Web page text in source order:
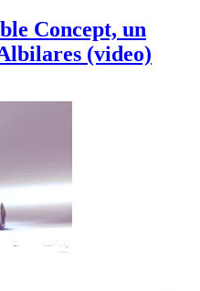
Concept, un
(video)